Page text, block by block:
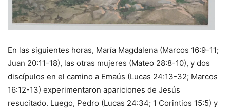
En las siguientes horas, María Magdalena (Marcos 16:9-11;
Juan 20:11-18), las otras mujeres (Mateo 28:8-10), y dos
discípulos en el camino a Emaús (Lucas 24:13-32; Marcos
16:12-13) experimentaron apariciones de Jesús
resucitado. Luego, Pedro (Lucas 24:34; 1 Corintios 15:5) y